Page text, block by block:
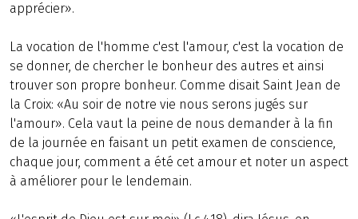
apprécier».
La vocation de l'homme c'est l'amour, c'est la vocation de
se donner, de chercher le bonheur des autres et ainsi
trouver son propre bonheur. Comme disait Saint Jean de
la Croix: «Au soir de notre vie nous serons jugés sur
l'amour». Cela vaut la peine de nous demander à la fin
de la journée en faisant un petit examen de conscience,
chaque jour, comment a été cet amour et noter un aspect
à améliorer pour le lendemain.